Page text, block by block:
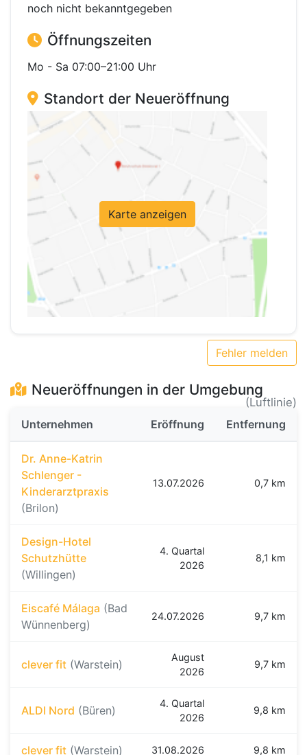
noch nicht bekanntgegeben
Öffnungszeiten
Mo - Sa 07:00–21:00 Uhr
Standort der Neueröffnung
Karte anzeigen
Fehler melden
Neueröffnungen in der Umgebung
(Luftlinie)
Unternehmen
Eröffnung Entfernung
Dr. Anne-Katrin
Schlenger -
Kinderarztpraxis
(Brilon)
13.07.2026 0,7 km
Design-Hotel
Schutzhütte
(Willingen)
4. Quartal
2026
8,1 km
Eiscafé Málaga (Bad
Wünnenberg)
24.07.2026 9,7 km
clever fit (Warstein)
August
2026
9,7 km
ALDI Nord (Büren)
4. Quartal
2026
9,8 km
clever fit (Warstein) 31.08.2026 9,8 km